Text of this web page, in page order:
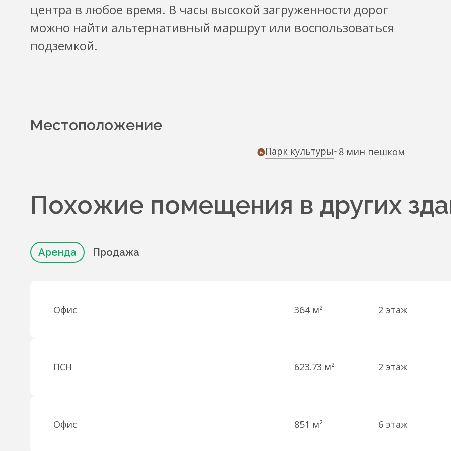
центра в любое время. В часы высокой загруженности дорог
можно найти альтернативный маршрут или воспользоваться
подземкой.
Местоположение
Парк культуры~8 мин пешком
Похожие помещения в других
Аренда Продажа
Офис 364 м² 2 этаж
ПСН 623.73 м² 2 этаж
Офис 851 м² 6 этаж